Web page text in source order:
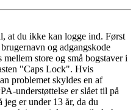
at du ikke kan logge ind. Først
og adgangskode
store og små bogstaver i
"Caps Lock". Hvis
problemet skyldes en af
understøttelse er slået til på
er under 13 år, da du